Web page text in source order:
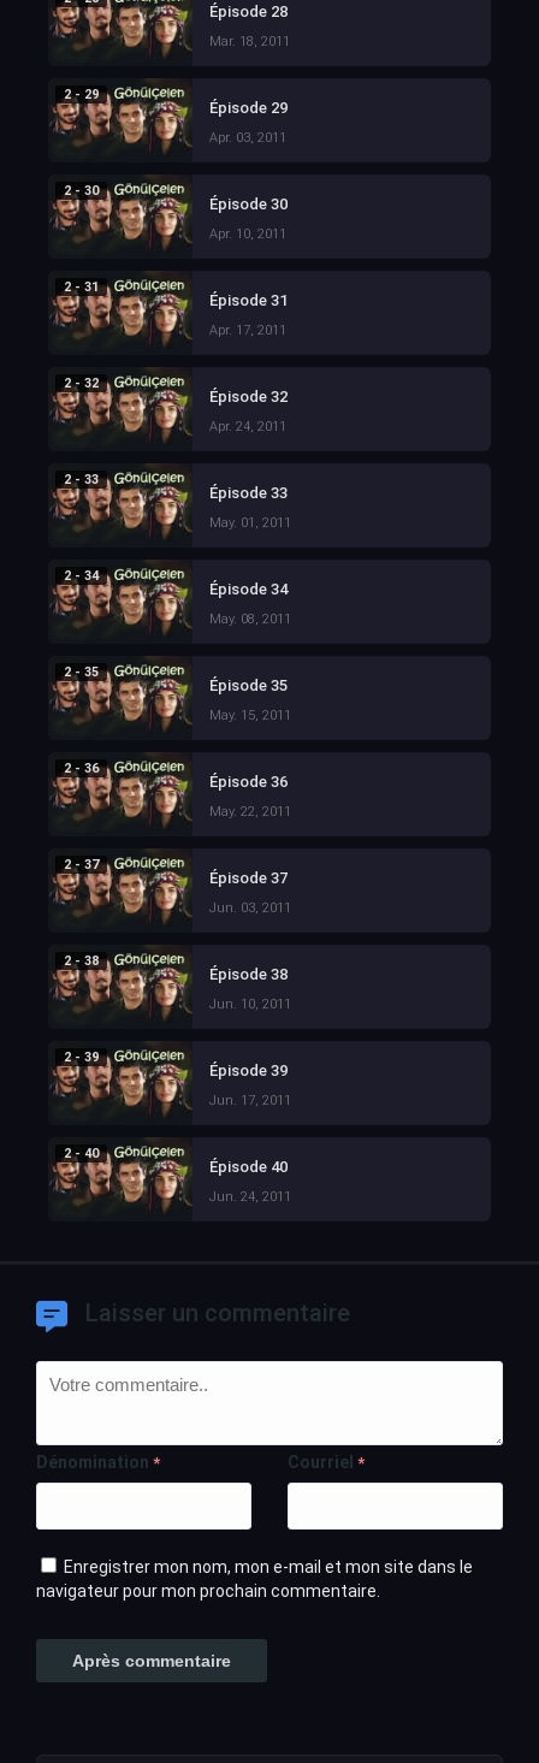
Épisode 28
Mar. 18, 2011
2 - 29
Épisode 29
Apr. 03, 2011
2 - 30
Épisode 30
Apr. 10, 2011
2 - 31
Épisode 31
Apr. 17, 2011
2 - 32
Épisode 32
Apr. 24, 2011
2 - 33
Épisode 33
May. 01, 2011
2 - 34
Épisode 34
May. 08, 2011
2 - 35
Épisode 35
May. 15, 2011
2 - 36
Épisode 36
May. 22, 2011
2 - 37
Épisode 37
Jun. 03, 2011
2 - 38
Épisode 38
Jun. 10, 2011
2 - 39
Épisode 39
Jun. 17, 2011
2 - 40
Épisode 40
Jun. 24, 2011
Laisser un commentaire
Dénomination * Courriel *
Enregistrer mon nom, mon e-mail et mon site dans le
navigateur pour mon prochain commentaire.